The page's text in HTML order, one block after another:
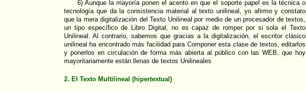
6) Aunque la mayoría ponen el acento en que el soporte papel es la técnica o
tecnología que da la consistencia material al texto unilineal, yo afirmo y constato
que la mera digitalización del Texto Unilineal por medio de un procesador de textos,
un tipo específico de Libro Digital, no es capaz de romper por si sola el Texto
Unilineal. Al contrario, sabemos que gracias a la digitalización, el escritor clásico
unilineal ha encontrado más facilidad para Componer esta clase de textos, editarlos
y ponerlos en circulación de forma más abierta al público con las WEB, que hoy
mayoritariamente están llenas de textos Unilineales
2. El Texto Multilineal (hipertextual)